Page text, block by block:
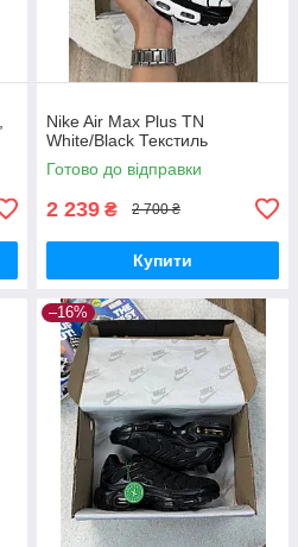
Nike Air Max Plus TN
White/Black Текстиль
Готово до відправки
2 239 ₴ 2 700 ₴
Купити
–16%